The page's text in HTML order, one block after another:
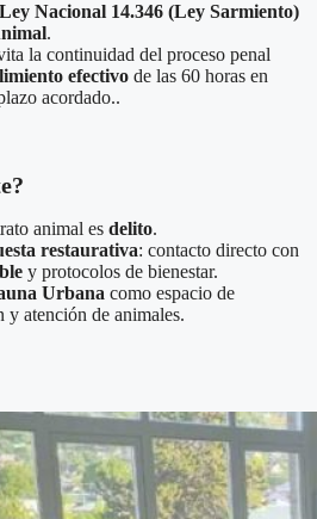
Ley Nacional 14.346 (Ley Sarmiento)
.
la continuidad del proceso penal
efectivo de las 60 horas en
acordado..
animal es delito.
restaurativa: contacto directo con
y protocolos de bienestar.
Urbana como espacio de
y atención de animales.